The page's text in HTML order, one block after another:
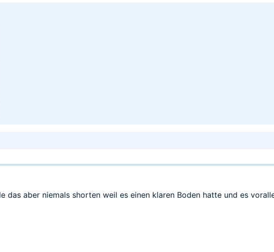
das aber niemals shorten weil es einen klaren Boden hatte und es